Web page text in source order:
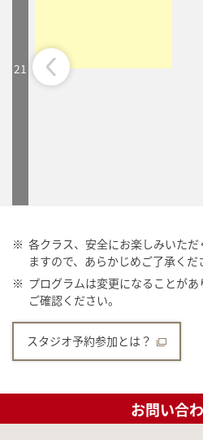
21
※ 各クラス、安全にお楽しみいた
ますので、あらかじめご了承くだ
※ プログラムは変更になることが
ご確認ください。
スタジオ予約参加とは？
お問い合